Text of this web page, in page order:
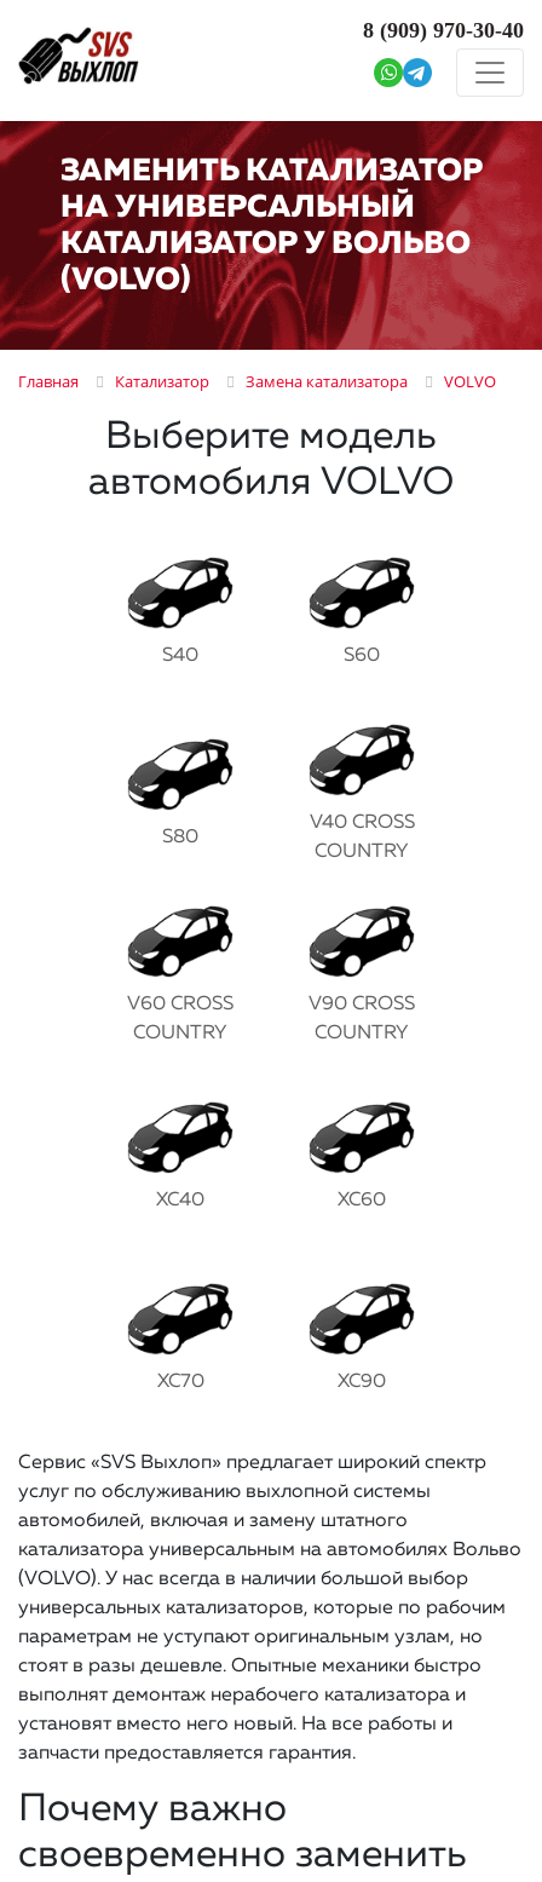
8 (909) 970-30-40
ЗАМЕНИТЬ КАТАЛИЗАТОР
НА УНИВЕРСАЛЬНЫЙ
КАТАЛИЗАТОР У ВОЛЬВО
(VOLVO)
Главная Катализатор Замена катализатора VOLVO
Выберите модель
автомобиля VOLVO
S40 S60
S80
V40 CROSS
COUNTRY
V60 CROSS
COUNTRY
V90 CROSS
COUNTRY
XC40 XC60
XC70 XC90
Сервис «SVS Выхлоп» предлагает широкий спектр
услуг по обслуживанию выхлопной системы
автомобилей, включая и замену штатного
катализатора универсальным на автомобилях Вольво
(VOLVO). У нас всегда в наличии большой выбор
универсальных катализаторов, которые по рабочим
параметрам не уступают оригинальным узлам, но
стоят в разы дешевле. Опытные механики быстро
выполнят демонтаж нерабочего катализатора и
установят вместо него новый. На все работы и
запчасти предоставляется гарантия.
Почему важно
своевременно заменить